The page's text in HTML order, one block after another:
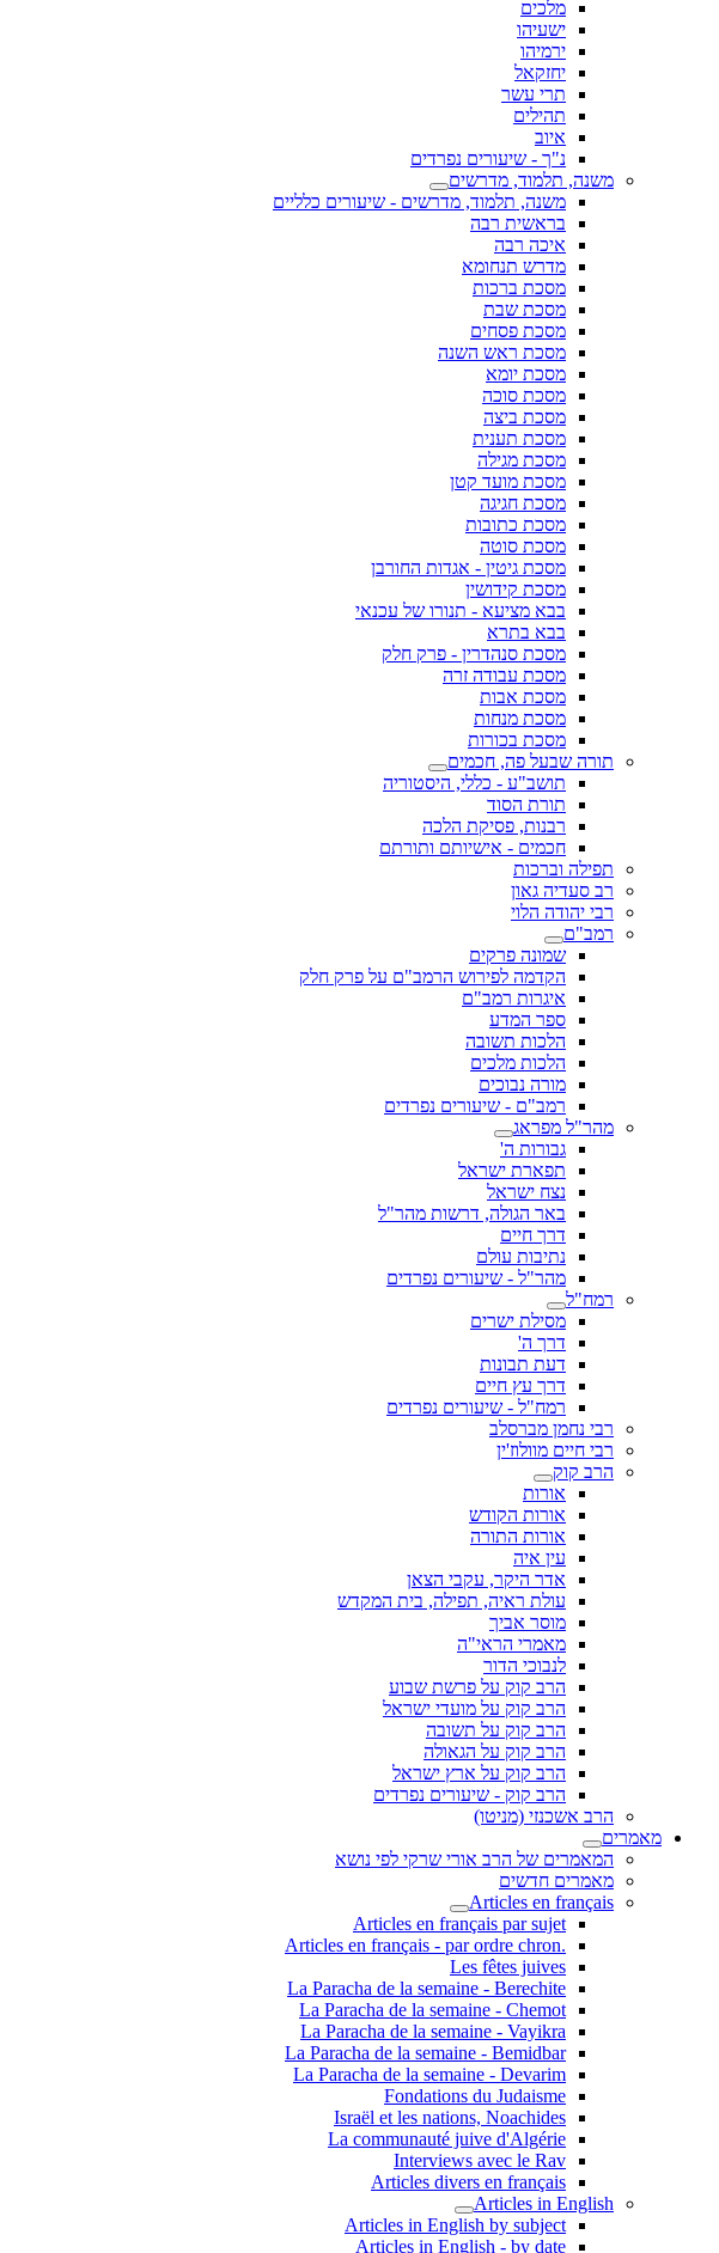
מלכים
ישעיהו
ירמיהו
יחזקאל
תרי עשר
תהילים
איוב
נ"ך - שיעורים נפרדים
משנה, תלמוד, מדרשים
משנה, תלמוד, מדרשים - שיעורים כלליים
בראשית רבה
איכה רבה
מדרש תנחומא
מסכת ברכות
מסכת שבת
מסכת פסחים
מסכת ראש השנה
מסכת יומא
מסכת סוכה
מסכת ביצה
מסכת תענית
מסכת מגילה
מסכת מועד קטן
מסכת חגיגה
מסכת כתובות
מסכת סוטה
מסכת גיטין - אגדות החורבן
מסכת קידושין
בבא מציעא - תנורו של עכנאי
בבא בתרא
מסכת סנהדרין - פרק חלק
מסכת עבודה זרה
מסכת אבות
מסכת מנחות
מסכת בכורות
תורה שבעל פה, חכמים
תושב"ע - כללי, היסטוריה
תורת הסוד
רבנות, פסיקת הלכה
חכמים - אישיותם ותורתם
תפילה וברכות
רב סעדיה גאון
רבי יהודה הלוי
רמב"ם
שמונה פרקים
הקדמה לפירוש הרמב"ם על פרק חלק
איגרות רמב"ם
ספר המדע
הלכות תשובה
הלכות מלכים
מורה נבוכים
רמב"ם - שיעורים נפרדים
מהר"ל מפראג
גבורות ה'
תפארת ישראל
נצח ישראל
באר הגולה, דרשות מהר"ל
דרך חיים
נתיבות עולם
מהר"ל - שיעורים נפרדים
רמח"ל
מסילת ישרים
דרך ה'
דעת תבונות
דרך עץ חיים
רמח"ל - שיעורים נפרדים
רבי נחמן מברסלב
רבי חיים מוולוז'ין
הרב קוק
אורות
אורות הקודש
אורות התורה
עין איה
אדר היקר, עקבי הצאן
עולת ראיה, תפילה, בית המקדש
מוסר אביך
מאמרי הראי"ה
לנבוכי הדור
הרב קוק על פרשת שבוע
הרב קוק על מועדי ישראל
הרב קוק על תשובה
הרב קוק על הגאולה
הרב קוק על ארץ ישראל
הרב קוק - שיעורים נפרדים
הרב אשכנזי (מניטו)
מאמרים
המאמרים של הרב אורי שרקי לפי נושא
מאמרים חדשים
Articles en français
Articles en français par sujet
.Articles en français - par ordre chron
Les fêtes juives
La Paracha de la semaine - Berechite
La Paracha de la semaine - Chemot
La Paracha de la semaine - Vayikra
La Paracha de la semaine - Bemidbar
La Paracha de la semaine - Devarim
Fondations du Judaisme
Israël et les nations, Noachides
La communauté juive d'Algérie
Interviews avec le Rav
Articles divers en français
Articles in English
Articles in English by subject
Articles in English - by date